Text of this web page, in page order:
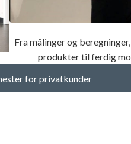
Fra målinger og
produkter til ferdig
for privatkunder